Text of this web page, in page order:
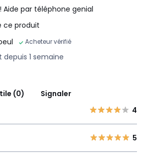
Aide par téléphone genial
ce produit
Acheteur vérifié
1 semaine
(0)
Signaler
4
5